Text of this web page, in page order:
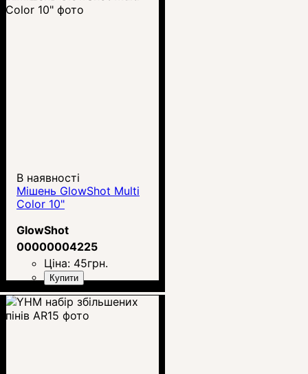
В наявності
Мішень GlowShot Multi
Color 10"
GlowShot
00000004225
Ціна: 45грн.
Купити